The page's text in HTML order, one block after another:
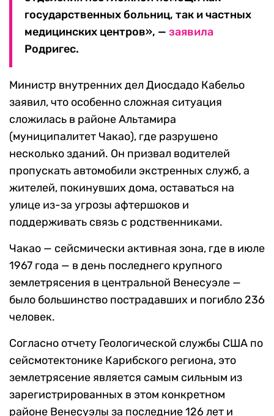
государственных больниц, так и частных
медицинских центров», — заявила
Родригес.
Министр внутренних дел Диосдадо Кабельо
заявил, что особенно сложная ситуация
сложилась в районе Альтамира
(муниципалитет Чакао), где разрушено
несколько зданий. Он призвал водителей
пропускать автомобили экстренных служб, а
жителей, покинувших дома, оставаться на
улице из-за угрозы афтершоков и
поддерживать связь с родственниками.
Чакао — сейсмически активная зона, где в июле
1967 года — в день последнего крупного
землетрясения в центральной Венесуэле —
было большинство пострадавших и погибло 236
человек.
Согласно отчету Геологической службы США по
сейсмотектонике Карибского региона, это
землетрясение является самым сильным из
зарегистрированных в этом конкретном
районе Венесуэлы за последние 126 лет и